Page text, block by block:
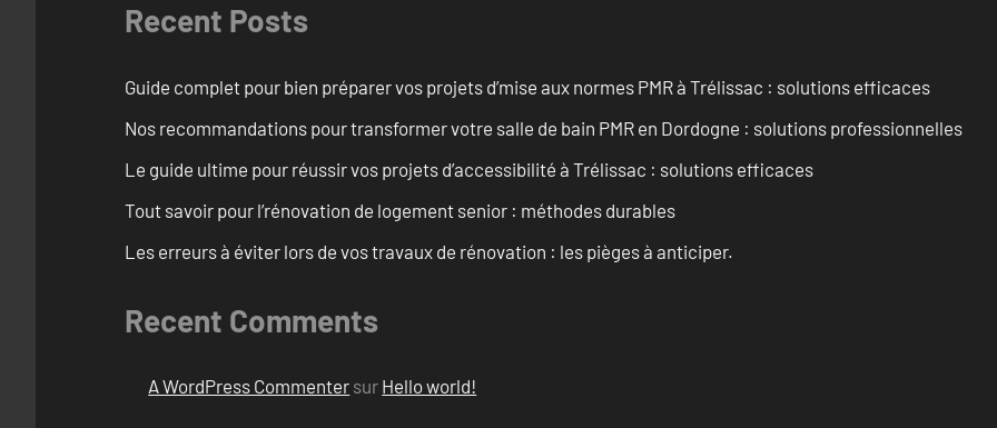
Recent Posts
Guide complet pour bien préparer vos projets d’mise aux normes PMR à Trélissac : solutions efficaces
Nos recommandations pour transformer votre salle de bain PMR en Dordogne : solutions professionnelles
Le guide ultime pour réussir vos projets d’accessibilité à Trélissac : solutions efficaces
Tout savoir pour l’rénovation de logement senior : méthodes durables
Les erreurs à éviter lors de vos travaux de rénovation : les pièges à anticiper.
Recent Comments
A WordPress Commenter sur Hello world!